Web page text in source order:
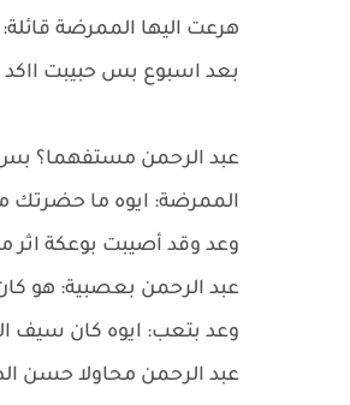
هرعت اليها الممرضة
بعد اسبوع بس حبيبت ااكد
عبد الرحمن مستفهما؟
الممرضة: ايوه ما حضرتك
وعد وقد أصيبت بوعكة
عبد الرحمن بعصبية: هو
وعد بتعب: ايوه كان سيف
عبد الرحمن محاولا حسن